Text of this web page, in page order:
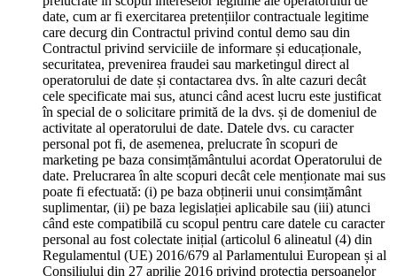
date, cum ar fi exercitarea pretențiilor contractuale legitime
care decurg din Contractul privind contul demo sau din
Contractul privind serviciile de informare și educaționale,
securitatea, prevenirea fraudei sau marketingul direct al
operatorului de date și contactarea dvs. în alte cazuri decât
cele specificate mai sus, atunci când acest lucru este justificat
în special de o solicitare primită de la dvs. și de domeniul de
activitate al operatorului de date. Datele dvs. cu caracter
personal pot fi, de asemenea, prelucrate în scopuri de
marketing pe baza consimțământului acordat Operatorului de
date. Prelucrarea în alte scopuri decât cele menționate mai sus
poate fi efectuată: (i) pe baza obținerii unui consimțământ
suplimentar, (ii) pe baza legislației aplicabile sau (iii) atunci
când este compatibilă cu scopul pentru care datele cu caracter
personal au fost colectate inițial (articolul 6 alineatul (4) din
Regulamentul (UE) 2016/679 al Parlamentului European și al
Consiliului din 27 aprilie 2016 privind protecția persoanelor